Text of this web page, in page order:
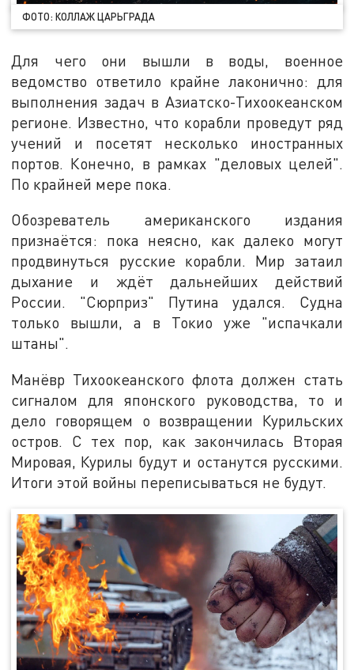
ФОТО: КОЛЛАЖ ЦАРЬГРАДА
Для чего они вышли в воды, военное
ведомство ответило крайне лаконично: для
выполнения задач в Азиатско-Тихоокеанском
регионе. Известно, что корабли проведут ряд
учений и посетят несколько иностранных
портов. Конечно, в рамках "деловых целей".
По крайней мере пока.
Обозреватель американского издания
признаётся: пока неясно, как далеко могут
продвинуться русские корабли. Мир затаил
дыхание и ждёт дальнейших действий
России. "Сюрприз" Путина удался. Судна
только вышли, а в Токио уже "испачкали
штаны".
Манёвр Тихоокеанского флота должен стать
сигналом для японского руководства, то и
дело говорящем о возвращении Курильских
остров. С тех пор, как закончилась Вторая
Мировая, Курилы будут и останутся русскими.
Итоги этой войны переписываться не будут.